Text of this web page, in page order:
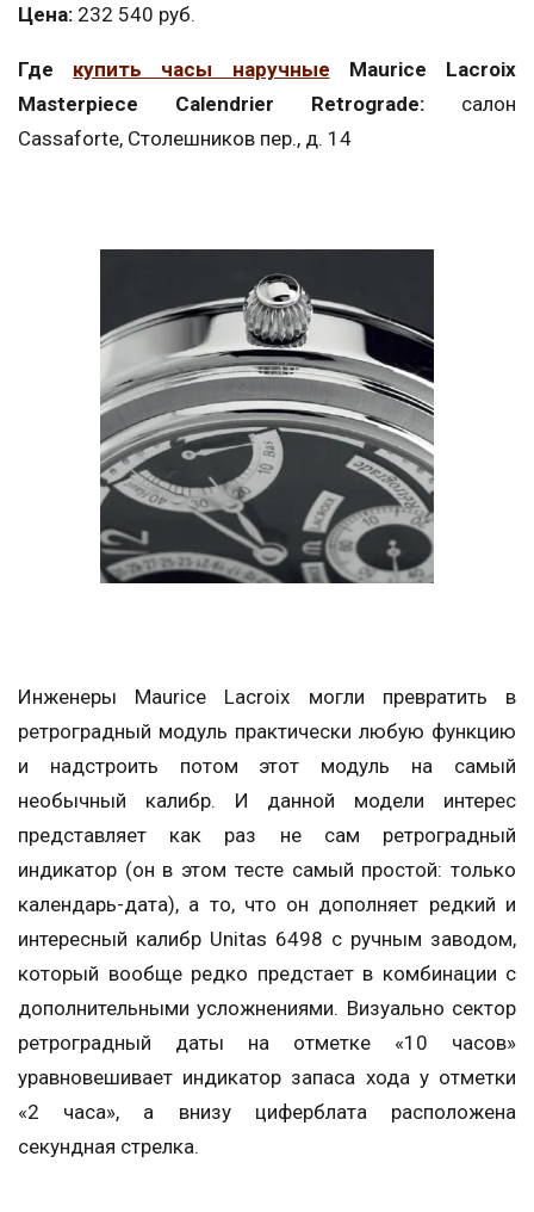
Цена: 232 540 руб.
Где купить часы наручные Maurice Lacroix
Masterpiece Calendrier Retrograde: салон
Cassaforte, Столешников пер., д. 14
Инженеры Maurice Lacroix могли превратить в
ретроградный модуль практически любую функцию
и надстроить потом этот модуль на самый
необычный калибр. И данной модели интерес
представляет как раз не сам ретроградный
индикатор (он в этом тесте самый простой: только
календарь-дата), а то, что он дополняет редкий и
интересный калибр Unitas 6498 с ручным заводом,
который вообще редко предстает в комбинации с
дополнительными усложнениями. Визуально сектор
ретроградный даты на отметке «10 часов»
уравновешивает индикатор запаса хода у отметки
«2 часа», а внизу циферблата расположена
секундная стрелка.